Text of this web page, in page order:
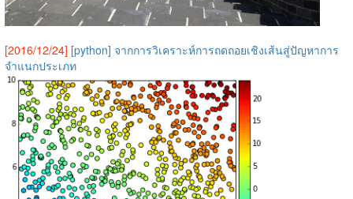
[2016/12/24] [python] จากการวิเคราะห์การถดถอยเชิงเส้นสู่ปัญหาการ
จำแนกประเภท